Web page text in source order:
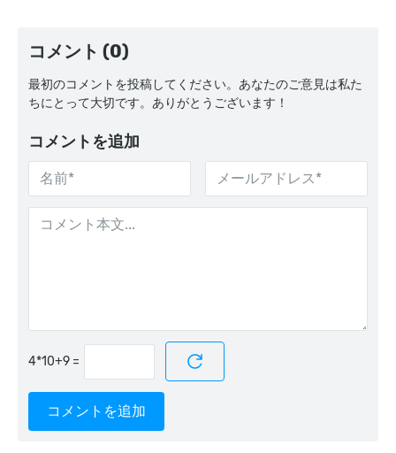
コメント (0)
最初のコメントを投稿してください。あなたのご意見は私た
ちにとって大切です。ありがとうございます！
コメントを追加
=
コメントを追加